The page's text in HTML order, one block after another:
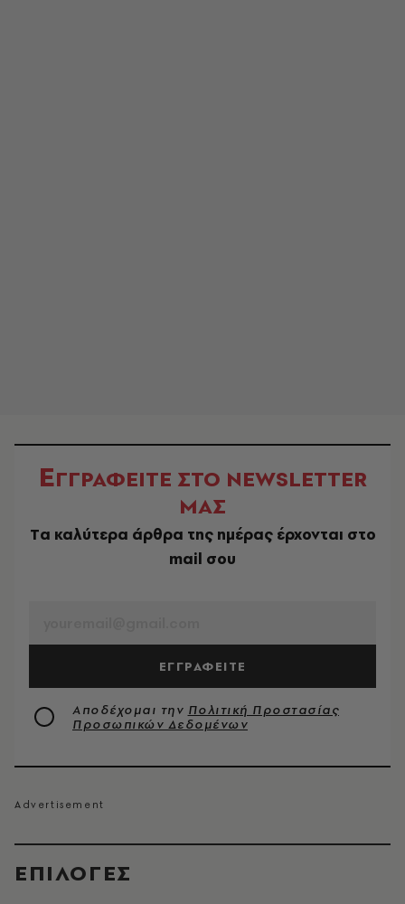
EΠΙΛΟΓΈΣ
ΕΓΓΡΑΦΕΙΤΕ ΣΤΟ NEWSLETTER
ΜΑΣ
Tα καλύτερα άρθρα της ημέρας έρχονται στο
mail σου
ΕΓΓΡΑΦΕΙΤΕ
Αποδέχομαι την Πολιτική Προστασίας
Προσωπικών Δεδομένων